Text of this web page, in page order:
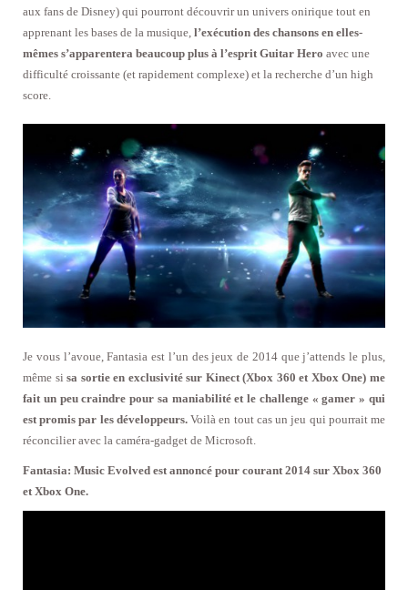
aux fans de Disney) qui pourront découvrir un univers onirique tout en
apprenant les bases de la musique, l’exécution des chansons en elles-
mêmes s’apparentera beaucoup plus à l’esprit Guitar Hero avec une
difficulté croissante (et rapidement complexe) et la recherche d’un high
score.
Je vous l’avoue, Fantasia est l’un des jeux de 2014 que j’attends le plus,
même sisa sortie en exclusivité sur Kinect (Xbox 360 et Xbox One) me
fait un peu craindre pour sa maniabilité et le challenge « gamer » qui
est promis par les développeurs.Voilà en tout cas un jeu qui pourrait me
réconcilier avec la caméra-gadget de Microsoft.
Fantasia: Music Evolved est annoncé pour courant 2014 sur Xbox 360
et Xbox One.